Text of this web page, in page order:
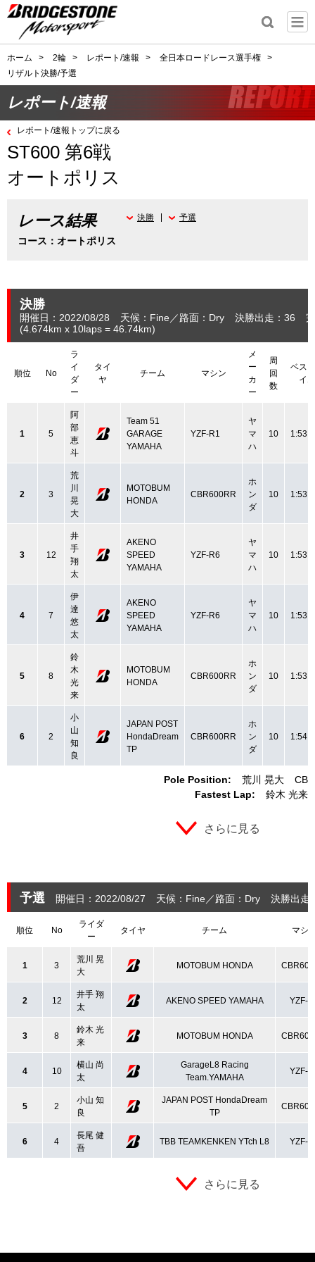
ホーム > 2輪 > レポート/速報 > 全日本ロードレース選手権
>
リザルト決勝/予選
レポート/速報
レポート/速報トップに戻る
ST600 第6戦
オートポリス
レース結果
コース：オートポリス
決勝 予選
決勝
開催日：2022/08/28 天候：Fine 路面：Dry 決勝出走：36
(4.674km x 10laps = 46.74km)
順位 No
ラ
イ
ダ
ー
タイ
ヤ
チーム マシン
メ
ー
カ
ー
周
回
数
ベス
イム
Pole Position: 荒川 晃大
Fastest Lap:
鈴木 光来
1 5
阿
部
恵
斗
Team 51
GARAGE
YAMAHA
YZF-R1
ヤ
マ
ハ
10
2 3
荒
川
晃
大
MOTOBUM
HONDA
CBR600RR
ホ
ン
ダ
10
3 12
井
手
翔
太
AKENO
SPEED
YAMAHA
YZF-R6
ヤ
マ
ハ
10
4 7
伊
達
悠
太
AKENO
SPEED
YAMAHA
YZF-R6
ヤ
マ
ハ
10
5 8
鈴
木
光
来
MOTOBUM
HONDA
CBR600RR
ホ
ン
ダ
10
6 2
小
山
知
良
JAPAN POST
HondaDream
TP
CBR600RR
ホ
ン
ダ
10
さらに見る
予選 開催日：2022/08/27 天候：Fine 路面：Dry 決勝出走
順位 No
ライダ
ー
タイヤ チーム マシ
1 3
荒川 晃
大
MOTOBUM HONDA
2 12
井手 翔
太
AKENO SPEED YAMAHA YZF-
3 8
鈴木 光
来
MOTOBUM HONDA
4 10
横山 尚
太
GarageL8 Racing
Team.YAMAHA
YZF-
5 2
小山 知
良
JAPAN POST HondaDream
TP
6 4
長尾 健
吾
TBB TEAMKENKEN YTch L8 YZF-
さらに見る